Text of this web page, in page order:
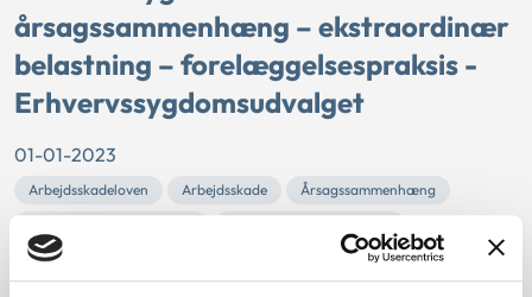
årsagssammenhæng – ekstraordinær
belastning – forelæggelsespraksis -
Erhvervssygdomsudvalget
01-01-2023
Arbejdsskadeloven Arbejdsskade
Årsagssammenhæng
Psykiske erhvervssygdomme
Forelæggelsespraksis
Arbejdsskade